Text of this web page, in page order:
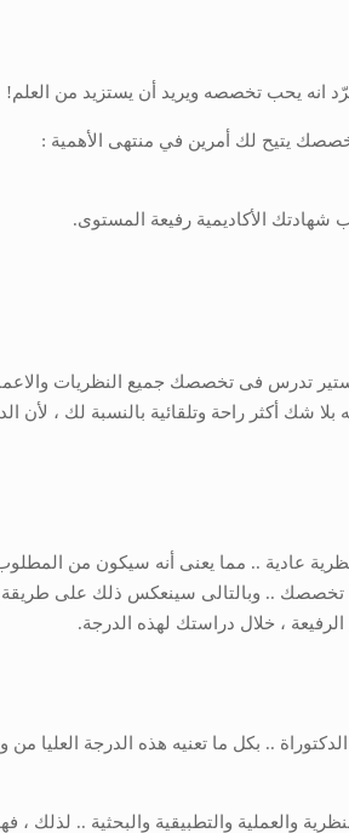
انه يحب تخصصه ويريد أن يستزيد من العلم!
يتيح لك أمرين في منتهى الأهمية :
الأكاديمية رفيعة المستوى.
تدرس فى تخصصك جميع النظريات
أكثر راحة وتلقائية بالنسبة لك ، لأن
عادية .. مما يعنى أنه سيكون من
تخصصك .. وبالتالى سينعكس ذلك على طريقة
الرفيعة ، خلال دراستك لهذه الدرجة.
.. بكل ما تعنيه هذه الدرجة العليا من
والعملية والتطبيقية والبحثية .. لذلك ،